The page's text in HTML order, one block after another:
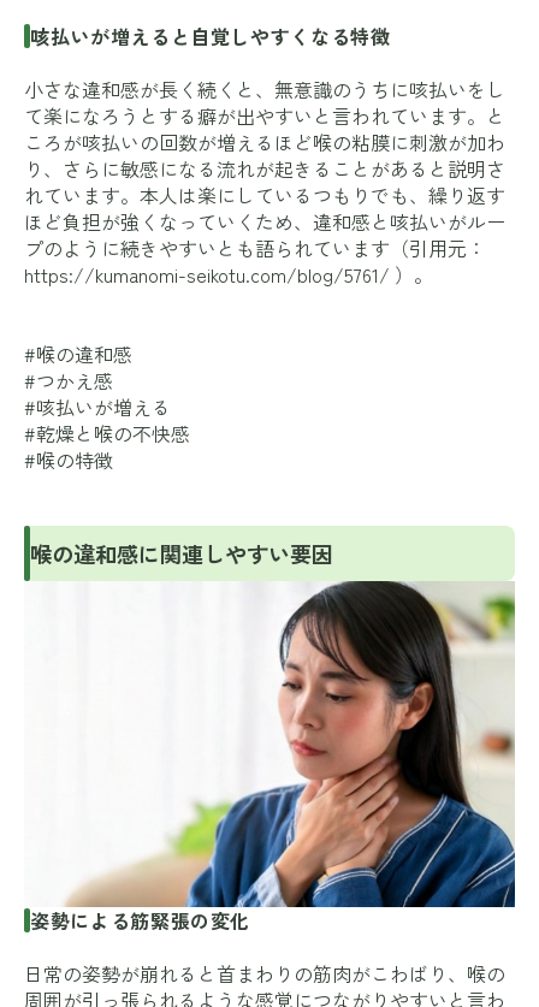
咳払いが増えると自覚しやすくなる特徴
小さな違和感が長く続くと、無意識のうちに咳払いをし
て楽になろうとする癖が出やすいと言われています。と
ころが咳払いの回数が増えるほど喉の粘膜に刺激が加わ
り、さらに敏感になる流れが起きることがあると説明さ
れています。本人は楽にしているつもりでも、繰り返す
ほど負担が強くなっていくため、違和感と咳払いがルー
プのように続きやすいとも語られています（引用元：
https://kumanomi-seikotu.com/blog/5761/ ）。
#喉の違和感
#つかえ感
#咳払いが増える
#乾燥と喉の不快感
#喉の特徴
喉の違和感に関連しやすい要因
姿勢による筋緊張の変化
日常の姿勢が崩れると首まわりの筋肉がこわばり、喉の
周囲が引っ張られるような感覚につながりやすいと言わ